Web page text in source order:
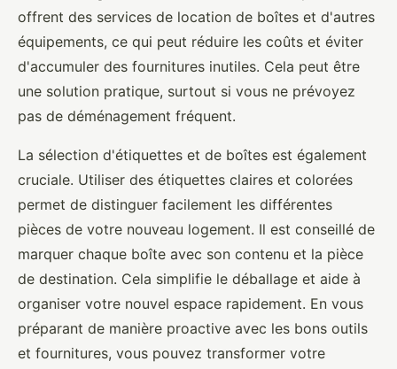
offrent des services de location de boîtes et d'autres
équipements, ce qui peut réduire les coûts et éviter
d'accumuler des fournitures inutiles. Cela peut être
une solution pratique, surtout si vous ne prévoyez
pas de déménagement fréquent.
La sélection d'étiquettes et de boîtes est également
cruciale. Utiliser des étiquettes claires et colorées
permet de distinguer facilement les différentes
pièces de votre nouveau logement. Il est conseillé de
marquer chaque boîte avec son contenu et la pièce
de destination. Cela simplifie le déballage et aide à
organiser votre nouvel espace rapidement. En vous
préparant de manière proactive avec les bons outils
et fournitures, vous pouvez transformer votre